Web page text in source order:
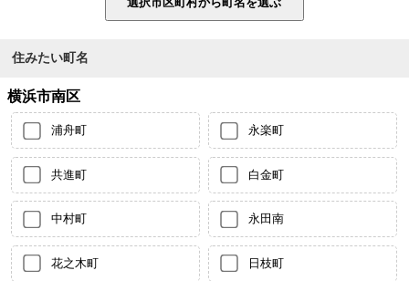
住みたい町名
横浜市南区
浦舟町 永楽町
共進町 白金町
中村町 永田南
花之木町 日枝町